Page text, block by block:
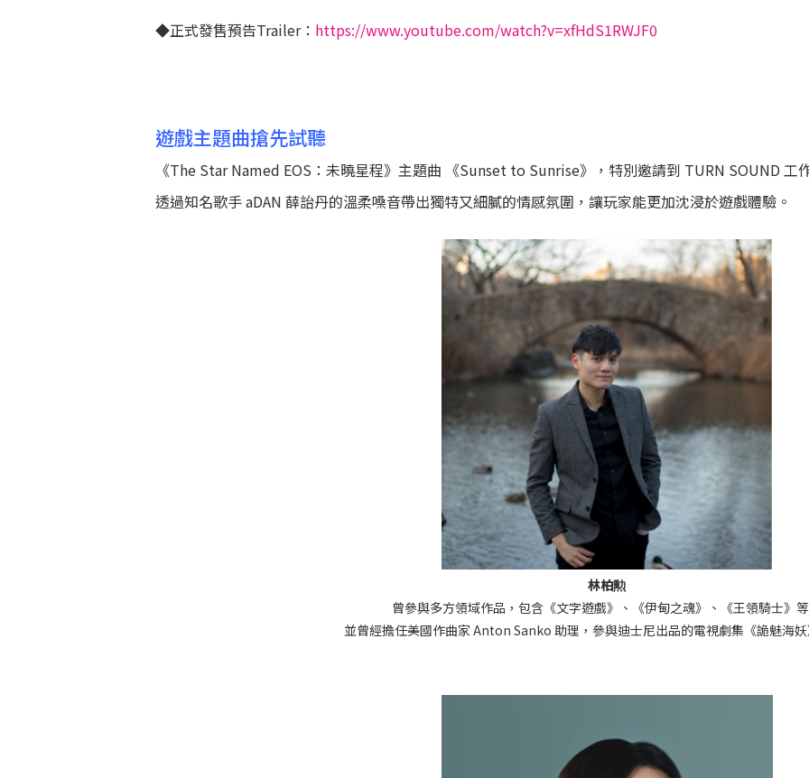
◆正式發售預告Trailer： https://www.youtube.com/watch?v=xfHdS1RWJF0
遊戲主題曲搶先試聽
《The Star Named EOS：未曉星程》主題曲 《Sunset to Sunrise》，特別邀請到 TURN SOUND 工
透過知名歌手 aDAN 薛詒丹的溫柔嗓音帶出獨特又細膩的情感氛圍，讓玩家能更加沈浸於遊戲體驗。
林柏勲
曾參與多方領域作品，包含《文字遊戲》、《伊甸之魂》、《王領騎士》等
並曾經擔任美國作曲家 Anton Sanko 助理，參與迪士尼出品的電視劇集《詭魅海妖